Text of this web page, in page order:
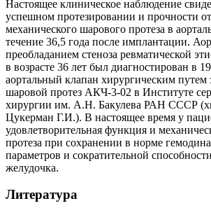
Настоящее клиническое наблюдение
успешном протезировании и прочности
механического шарового протеза в
течение 36,5 года после имплантации.
преобладанием стеноза ревматической
в возрасте 36 лет был диагностирован в
аортальный клапан хирургическим путем
шаровой протез АКЧ-3-02 в Институте
хирургии им. А.Н. Бакулева РАН СССР
Цукерман Г.И.). В настоящее время у
удовлетворительная функция и
протеза при сохранении в норме
параметров и сократительной
желудочка.
Литература